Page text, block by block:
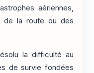
aériennes,
de la route ou des
la difficulté au
de survie fondées